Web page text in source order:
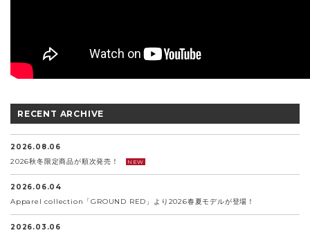
RECENT ARCHIVE
2026.08.06
2026秋冬限定商品が順次発売！
NEW
2026.06.04
Apparel collection「GROUND RED」より2026春夏モデルが登場！
2026.03.06